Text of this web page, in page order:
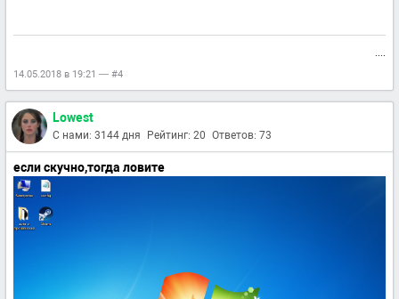
14.05.2018 в 19:21 — #4
Lowest
С нами: 3144 дня Рейтинг: 20 Ответов: 73
если скучно,тогда ловите